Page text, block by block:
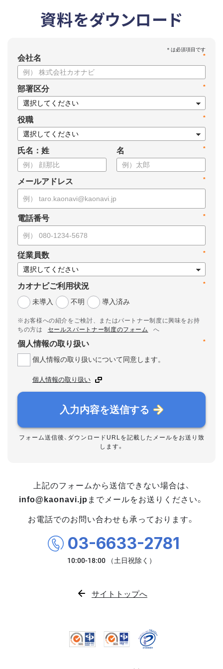
資料をダウンロード
*
会社名
*
部署区分
*
役職
氏名：姓 *
名
*
メールアドレス
*
電話番号
*
従業員数
*
カオナビご利用状況
未導入
不明 導入済み
※お客様への紹介をご検討、またはパートナー制度に興味をお持
ちの方は
セールスパートナー制度のフォーム
へ
*
個人情報の取り扱い
個人情報の取り扱いについて同意します。
個人情報の取り扱い
入力内容を送信する
フォーム送信後、ダウンロードURLを記載したメールをお送り致
します。
上記のフォームから送信できない場合は、
info@kaonavi.jp までメールをお送りください。
お電話でのお問い合わせも承っております。
03-6633-2781
サイトトップへ